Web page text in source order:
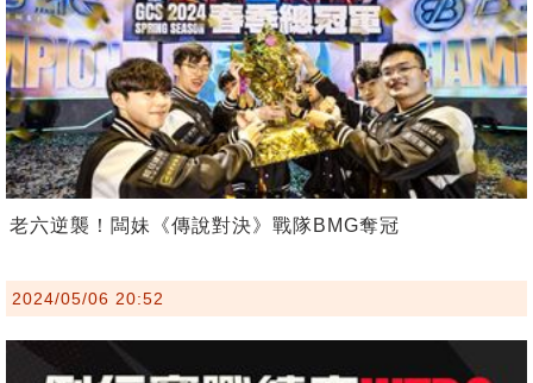
老六逆襲！闆妹《傳說對決》戰隊BMG奪冠
2024/05/06 20:52